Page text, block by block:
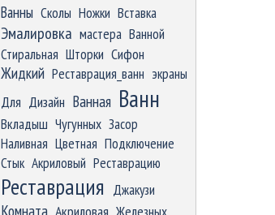
Ванны Сколы Ножки Вставка
Эмалировка мастера Ванной
Стиральная Шторки Сифон
Жидкий Реставрация_ванн экраны
Для Дизайн Ванная Ванн
Вкладыш Чугунных Засор
Наливная Цветная Подключение
Стык Акриловый Реставрацию
Реставрация Джакузи
Комната